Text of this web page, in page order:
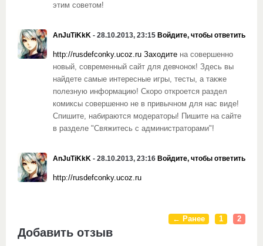
этим советом!
AnJuTiKkK - 28.10.2013, 23:15 Войдите, чтобы ответить
http://rusdefconky.ucoz.ru Заходите на совершенно
новый, современный сайт для девчонок! Здесь вы
найдете самые интересные игры, тесты, а также
полезную информацию! Скоро откроется раздел
комиксы совершенно не в привычном для нас виде!
Спишите, набираются модераторы! Пишите на сайте
в разделе "Свяжитесь с администраторами"!
AnJuTiKkK - 28.10.2013, 23:16 Войдите, чтобы ответить
http://rusdefconky.ucoz.ru
← Ранее 1 2
Добавить отзыв